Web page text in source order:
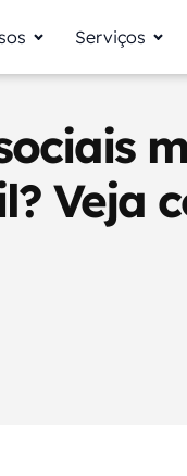
Serviços
Veja